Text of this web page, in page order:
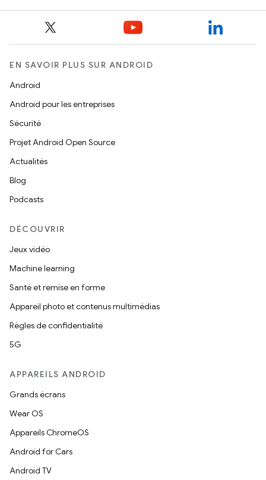
EN SAVOIR PLUS SUR ANDROID
Android
Android pour les entreprises
Sécurité
Projet Android Open Source
Actualités
Blog
Podcasts
DÉCOUVRIR
Jeux vidéo
Machine learning
Santé et remise en forme
Appareil photo et contenus multimédias
Règles de confidentialité
5G
APPAREILS ANDROID
Grands écrans
Wear OS
Appareils ChromeOS
Android for Cars
Android TV